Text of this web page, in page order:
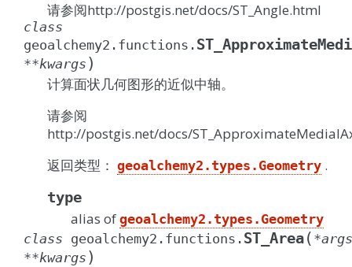
请参阅http://postgis.net/docs/ST_Angle.html
class
geoalchemy2.functions.
**kwargs )
计算面状几何图形的近似中轴。
请参阅
http://postgis.net/docs/
返回类型： geoalchemy2.types.Geometry .
type
alias of geoalchemy2.types.Geometry
class geoalchemy2.functions. ST_Area( *args
**kwargs )